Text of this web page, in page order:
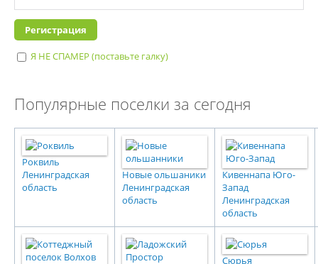
Я НЕ СПАМЕР (поставьте галку)
Популярные поселки за сегодня
Роквиль
Ленинградская
область
Новые ольшаники
Ленинградская
область
Кивеннапа Юго-
Запад
Ленинградская
область
Сюрья